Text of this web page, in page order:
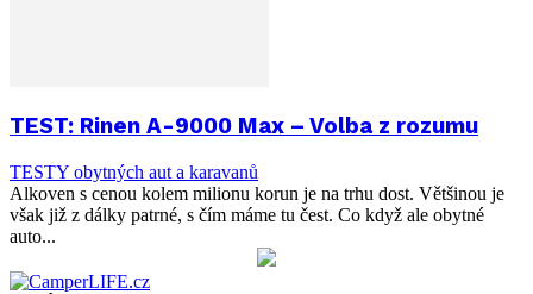
TEST: Rinen A-9000 Max – Volba z rozumu
TESTY obytných aut a karavanů
Alkoven s cenou kolem milionu korun je na trhu dost. Většinou je
však již z dálky patrné, s čím máme tu čest. Co když ale obytné
auto...